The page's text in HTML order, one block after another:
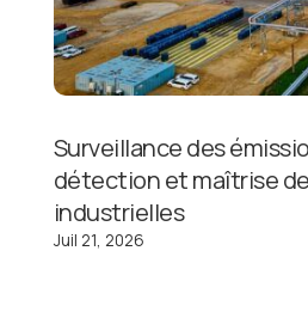
Surveillance des
détection et maîtrise
industrielles
Juil 21, 2026